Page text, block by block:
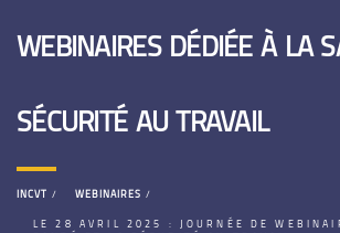
webinaires dédiée à la
sécurité au travail
INCVT
WEBINAIRES
LE 28 AVRIL 2025 : JOURNÉE DE